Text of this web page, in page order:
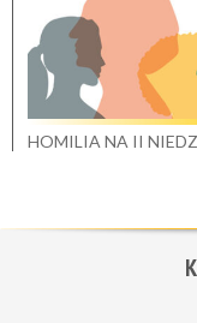
HOMILIA NA II